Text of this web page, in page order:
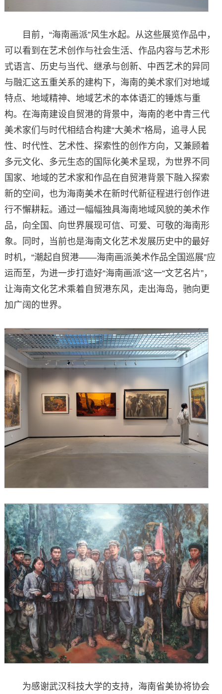
目前，“海南画派”风生水起。从这些展览作品中，
可以看到在艺术创作与社会生活、作品内容与艺术形
式语言、历史与当代、继承与创新、中西艺术的异同
与融汇这五重关系的建构下，海南的美术家们对地域
特点、地域精神、地域艺术的本体语汇的锤炼与重
构。在海南建设自贸港的背景中，海南的老中青三代
美术家们与时代相结合构建“大美术”格局，追寻人民
性、时代性、艺术性、探索性的创作方向，又兼顾着
多元文化、多元生态的国际化美术呈现，为世界不同
国家、地域的艺术家和作品在自贸港背景下融入探索
新的空间，也为海南美术在新时代新征程进行创作进
行不懈耕耘。通过一幅幅独具海南地域风貌的美术作
品，向全国、向世界展现可信、可爱、可敬的海南形
象。同时，当前也是海南文化艺术发展历史中的最好
时机，“潮起自贸港——海南画派美术作品全国巡展”应
运而至，为进一步打造好“海南画派”这一“文艺名片”，
让海南文化艺术乘着自贸港东风，走出海岛，驰向更
加广阔的世界。
为感谢武汉科技大学的支持，海南省美协将协会